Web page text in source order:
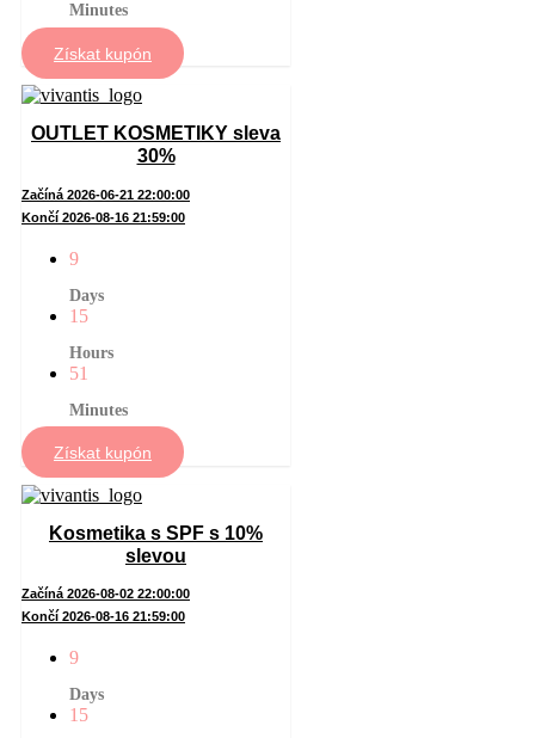
Minutes
Získat kupón
OUTLET KOSMETIKY sleva
30%
Začíná 2026-06-21 22:00:00
Končí 2026-08-16 21:59:00
9
Days
15
Hours
51
Minutes
Získat kupón
Kosmetika s SPF s 10%
slevou
Začíná 2026-08-02 22:00:00
Končí 2026-08-16 21:59:00
9
Days
15